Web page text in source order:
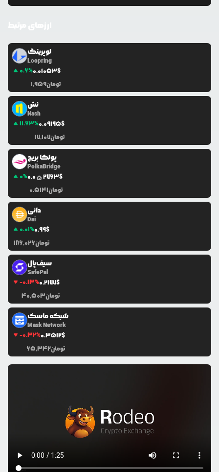
لوپرینگ
Loopring
0.6%0.01053$
1,959تومان
نش
Nash
11.63%0.09195$
17,107تومان
پولکا بریج
PolkaBridge
0%0.052763$
0.5141تومان
دائی
Dai
0.01%0.99$
186,026تومان
سیف‌پال
SafePal
-0.13%0.2177$
40,503تومان
شبکه ماسک
Mask Network
-0.32%0.3512$
65,342تومان